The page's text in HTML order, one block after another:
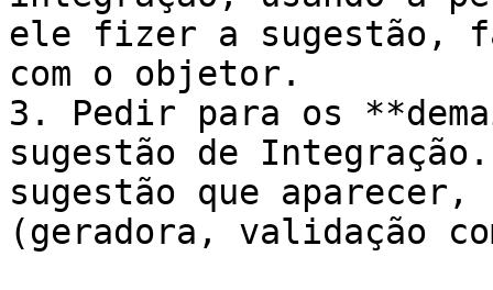
ele fizer a sugestão,
com o objetor.
3. Pedir para os
sugestão de
sugestão que
(geradora, validação